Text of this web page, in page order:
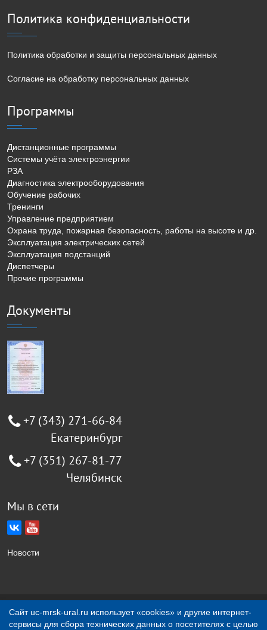
Политика конфиденциальности
Политика обработки и защиты персональных данных
Согласие на обработку персональных данных
Программы
Дистанционные программы
Системы учёта электроэнергии
РЗА
Диагностика электрооборудования
Обучение рабочих
Тренинги
Управление предприятием
Охрана труда, пожарная безопасность, работы на высоте и др.
Эксплуатация электрических сетей
Эксплуатация подстанций
Диспетчеры
Прочие программы
Документы
+7 (343) 271-66-84
Екатеринбург
+7 (351) 267-81-77
Челябинск
Мы в сети
Новости
Создание сайта Jellyweb
Сайт uc-mrsk-ural.ru использует «cookies» и другие интернет-
сервисы для сбора технических данных о посетителях с целью